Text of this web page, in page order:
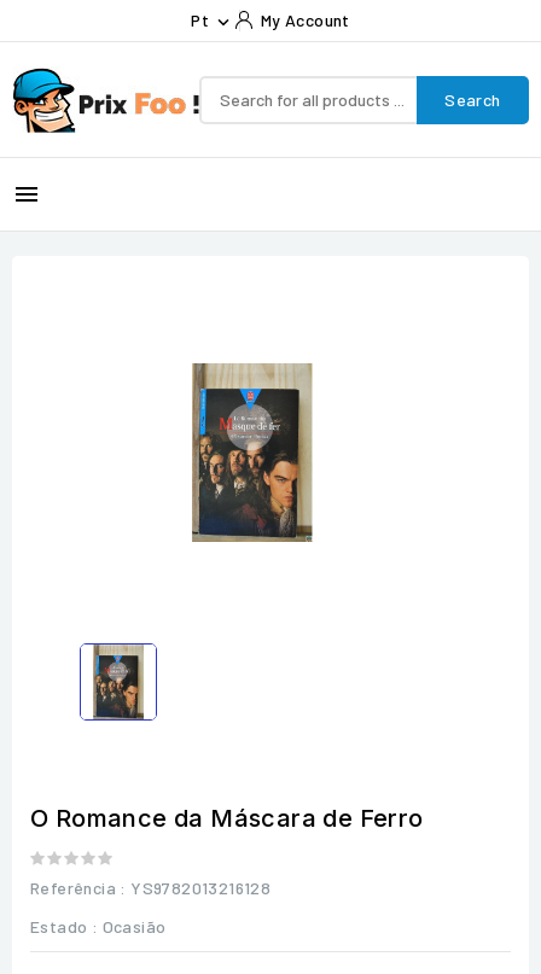
Pt  My Account
Search

O Romance da Máscara de Ferro
Referência : YS9782013216128
Estado : Ocasião